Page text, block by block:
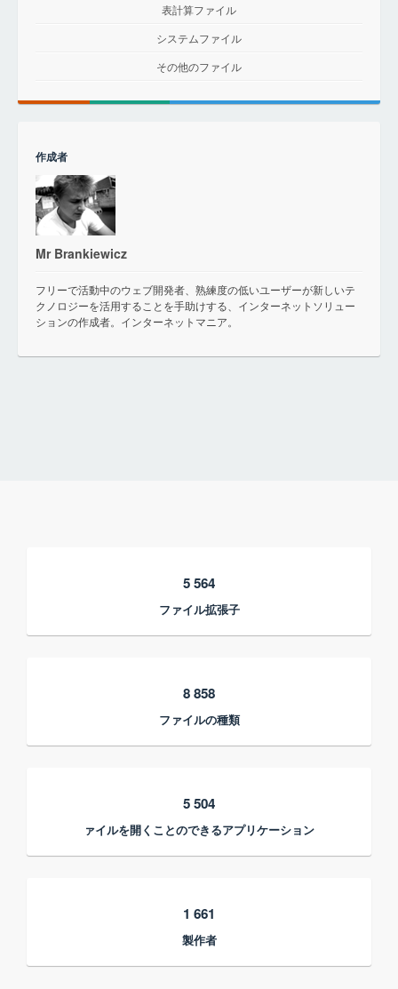
表計算ファイル
システムファイル
その他のファイル
作成者
Mr Brankiewicz
フリーで活動中のウェブ開発者、熟練度の低いユーザーが新しいテ
クノロジーを活用することを手助けする、インターネットソリュー
ションの作成者。インターネットマニア。
5 564
ファイル拡張子
8 858
ファイルの種類
5 504
ァイルを開くことのできるアプリケーション
1 661
製作者